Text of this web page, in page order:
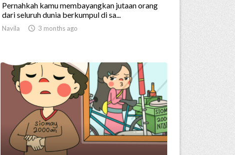
Pernahkah kamu membayangkan jutaan orang
dari seluruh dunia berkumpul di sa...
Navila  3 months ago